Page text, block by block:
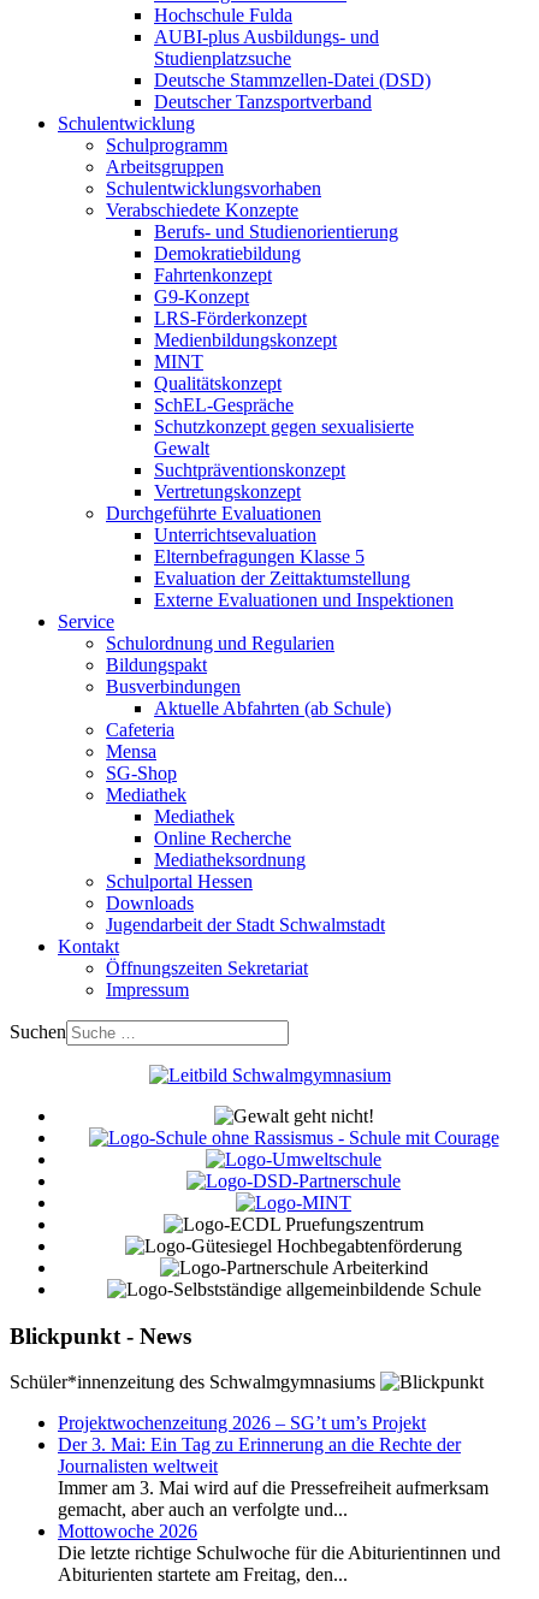
Hochschule Fulda
AUBI-plus Ausbildungs- und
Studienplatzsuche
Deutsche Stammzellen-Datei (DSD)
Deutscher Tanzsportverband
Schulentwicklung
Schulprogramm
Arbeitsgruppen
Schulentwicklungsvorhaben
Verabschiedete Konzepte
Berufs- und Studienorientierung
Demokratiebildung
Fahrtenkonzept
G9-Konzept
LRS-Förderkonzept
Medienbildungskonzept
MINT
Qualitätskonzept
SchEL-Gespräche
Schutzkonzept gegen sexualisierte
Gewalt
Suchtpräventionskonzept
Vertretungskonzept
Durchgeführte Evaluationen
Unterrichtsevaluation
Elternbefragungen Klasse 5
Evaluation der Zeittaktumstellung
Externe Evaluationen und Inspektionen
Service
Schulordnung und Regularien
Bildungspakt
Busverbindungen
Aktuelle Abfahrten (ab Schule)
Cafeteria
Mensa
SG-Shop
Mediathek
Mediathek
Online Recherche
Mediatheksordnung
Schulportal Hessen
Downloads
Jugendarbeit der Stadt Schwalmstadt
Kontakt
Öffnungszeiten Sekretariat
Impressum
Suchen
Blickpunkt - News
Schüler*innenzeitung des Schwalmgymnasiums
Projektwochenzeitung 2026 – SG’t um’s Projekt
Der 3. Mai: Ein Tag zu Erinnerung an die Rechte der
Journalisten weltweit
Immer am 3. Mai wird auf die Pressefreiheit aufmerksam
gemacht, aber auch an verfolgte und...
Mottowoche 2026
Die letzte richtige Schulwoche für die Abiturientinnen und
Abiturienten startete am Freitag, den...